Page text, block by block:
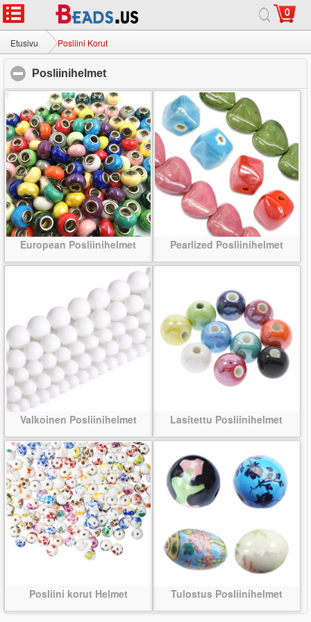
0
Etusivu Posliini Korut
Posliinihelmet
European Posliinihelmet Pearlized Posliinihelmet
Valkoinen Posliinihelmet Lasitettu Posliinihelmet
Posliini korut Helmet Tulostus Posliinihelmet
Etusivu|noin|Ota meihin yhteyttä
© 2026 Linnunrata Korut Ltd. Kaikki oikeudet pidätetään.